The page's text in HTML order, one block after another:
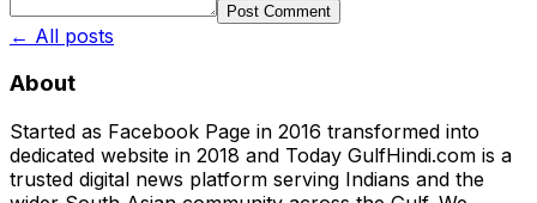
Post Comment
← All posts
About
Started as Facebook Page in 2016 transformed into
dedicated website in 2018 and Today GulfHindi.com is a
trusted digital news platform serving Indians and the